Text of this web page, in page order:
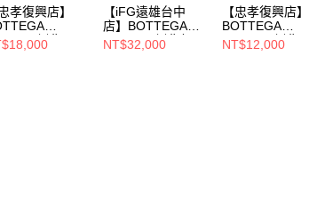
忠孝復興店】
側背
///23442512484
【iFG遠雄台中
店】BOTTEGA
VENETA/側背包//
NT$32,000
【忠孝復興店】
BOTTEGA
VENETA/側背
包///23442512053
NT$12,000